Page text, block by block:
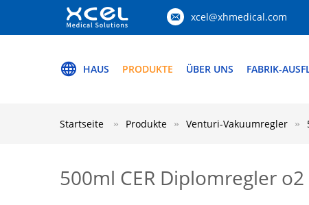
xcel@xhmedical.com
HAUS PRODUKTE ÜBER UNS FABRIK-
Startseite Produkte Venturi-Vakuumregler
500ml CER Diplomregler